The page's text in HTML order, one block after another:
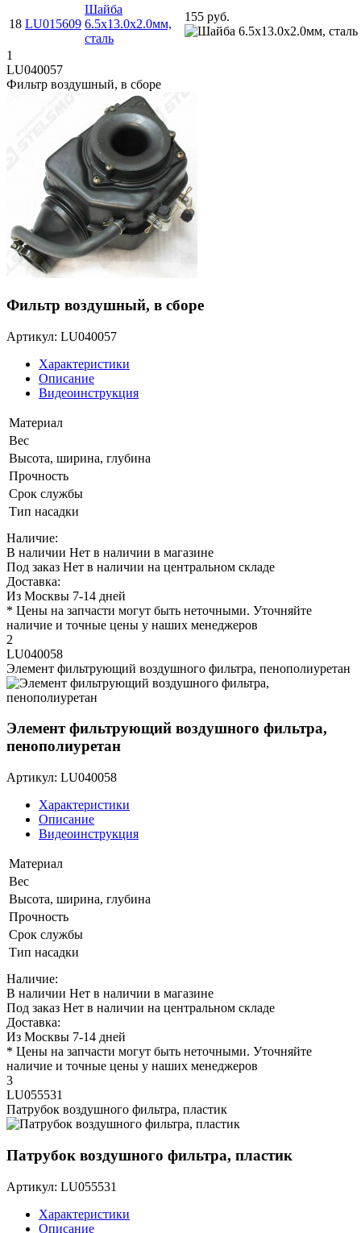
18 LU015609
Шайба
6.5x13.0x2.0мм,
сталь
155 руб.
1
LU040057
Фильтр воздушный, в сборе
Фильтр воздушный, в сборе
Артикул: LU040057
Характеристики
Описание
Видеоинструкция
Материал
Вес
Высота, ширина, глубина
Прочность
Срок службы
Тип насадки
Наличие:
В наличии Нет в наличии в магазине
Под заказ Нет в наличии на центральном складе
Доставка:
Из Москвы 7-14 дней
* Цены на запчасти могут быть неточными. Уточняйте
наличие и точные цены у наших менеджеров
2
LU040058
Элемент фильтрующий воздушного фильтра, пенополиуретан
Элемент фильтрующий воздушного фильтра,
пенополиуретан
Артикул: LU040058
Характеристики
Описание
Видеоинструкция
Материал
Вес
Высота, ширина, глубина
Прочность
Срок службы
Тип насадки
Наличие:
В наличии Нет в наличии в магазине
Под заказ Нет в наличии на центральном складе
Доставка:
Из Москвы 7-14 дней
* Цены на запчасти могут быть неточными. Уточняйте
наличие и точные цены у наших менеджеров
3
LU055531
Патрубок воздушного фильтра, пластик
Патрубок воздушного фильтра, пластик
Артикул: LU055531
Характеристики
Описание